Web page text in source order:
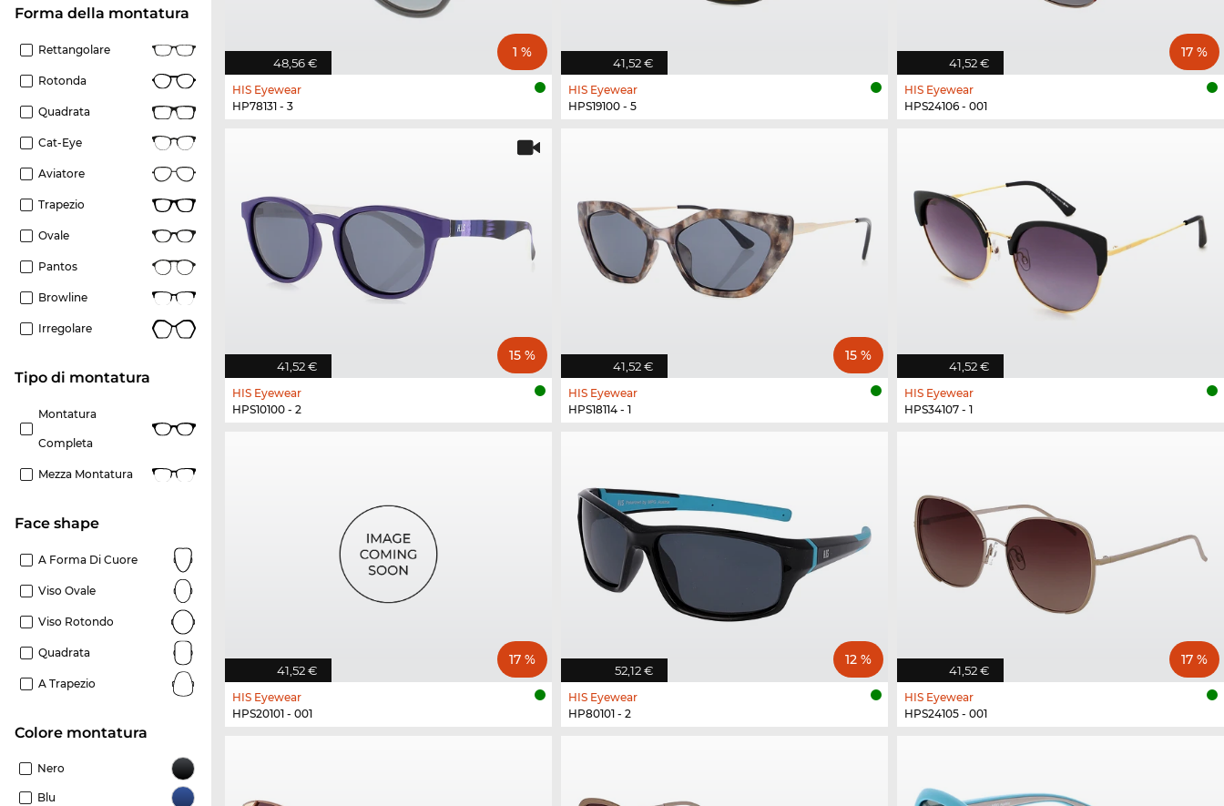
forma della montatura
Rettangolare
Rotonda
Quadrata
Cat-Eye
Aviatore
Trapezio
Ovale
Pantos
Browline
Irregolare
Tipo di montatura
Montatura
Completa
Mezza Montatura
Face shape
A Forma Di Cuore
Viso Ovale
Viso Rotondo
Quadrata
A Trapezio
Colore montatura
Nero
Blu
48,56 €
1 %
HIS Eyewear
HP78131 - 3
41,52 €
HIS Eyewear
HPS19100 - 5
41,52 €
17 %
HIS Eyewear
HPS24106 - 001
41,52 €
15 %
HIS Eyewear
HPS10100 - 2
41,52 €
15 %
HIS Eyewear
HPS18114 - 1
41,52 €
HIS Eyewear
HPS34107 - 1
41,52 €
17 %
HIS Eyewear
HPS20101 - 001
52,12 €
12 %
HIS Eyewear
HP80101 - 2
41,52 €
17 %
HIS Eyewear
HPS24105 - 001